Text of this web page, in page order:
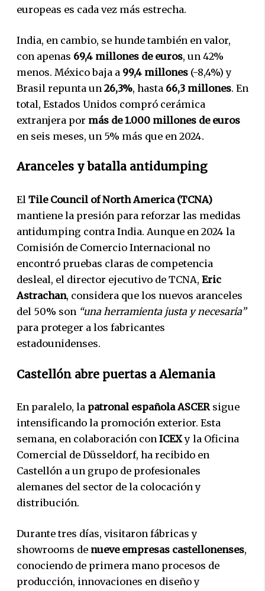
europeas es cada vez más estrecha.
India, en cambio, se hunde también en valor,
con apenas 69,4 millones de euros, un 42%
menos. México baja a 99,4 millones (-8,4%) y
Brasil repunta un 26,3%, hasta 66,3 millones. En
total, Estados Unidos compró cerámica
extranjera por más de 1.000 millones de euros
en seis meses, un 5% más que en 2024.
Aranceles y batalla antidumping
El Tile Council of North America (TCNA)
mantiene la presión para reforzar las medidas
antidumping contra India. Aunque en 2024 la
Comisión de Comercio Internacional no
encontró pruebas claras de competencia
desleal, el director ejecutivo de TCNA, Eric
Astrachan, considera que los nuevos aranceles
del 50% son “una herramienta justa y necesaria”
para proteger a los fabricantes
estadounidenses.
Castellón abre puertas a Alemania
En paralelo, la patronal española ASCER sigue
intensificando la promoción exterior. Esta
semana, en colaboración con ICEXy la Oficina
Comercial de Düsseldorf, ha recibido en
Castellón a un grupo de profesionales
alemanes del sector de la colocación y
distribución.
Durante tres días, visitaron fábricas y
showrooms de nueve empresas castellonenses,
conociendo de primera mano procesos de
producción, innovaciones en diseño y